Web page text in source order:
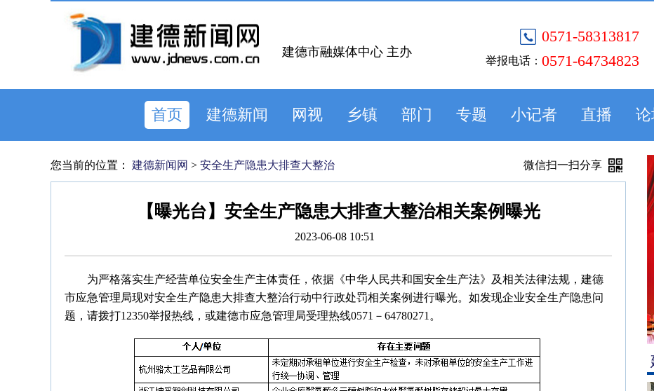
0571-58313817
举报电话： 0571-64734823
建德市融媒体中心 主办
首页 建德新闻 网视 乡镇 部门 专题 小记者 直播
您当前的位置： 建德新闻网 > 安全生产隐患大排查大整治 微信扫一扫分享
【曝光台】安全生产隐患大排查大整治相关案例曝光
2023-06-08 10:51
为严格落实生产经营单位安全生产主体责任，依据《中华人民共和国安全生产法》及相关法律法规，建德
市应急管理局现对安全生产隐患大排查大整治行动中行政处罚相关案例进行曝光。如发现企业安全生产隐患问
题，请拨打12350举报热线，或建德市应急管理局受理热线0571－64780271。